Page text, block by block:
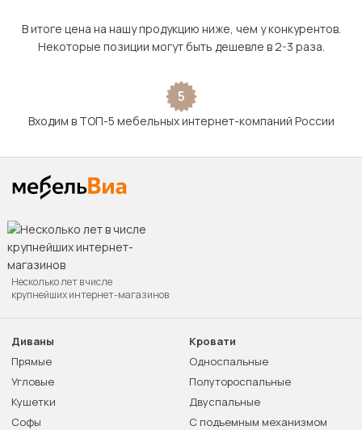
В итоге цена на нашу продукцию ниже, чем у конкурентов.
Некоторые позиции могут быть дешевле в 2-3 раза.
5
Входим в ТОП-5 мебельных интернет-компаний России
Несколько лет в числе
крупнейших интернет-магазинов
Диваны
Прямые
Угловые
Кушетки
Софы
Кровати
Односпальные
Полутороспальные
Двуспальные
С подъемным механизмом